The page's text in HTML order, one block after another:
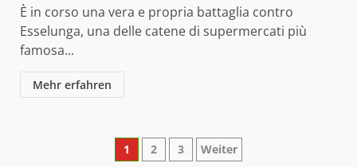
È in corso una vera e propria battaglia contro
Esselunga, una delle catene di supermercati più
famosa...
Mehr erfahren
Paginazione
1 2 3 Weiter